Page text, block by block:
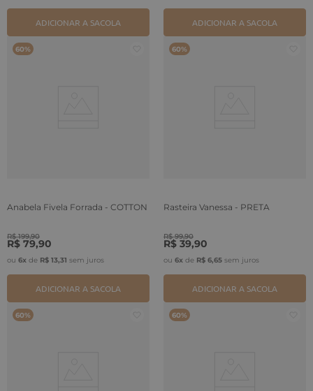
ADICIONAR A SACOLA ADICIONAR A SACOLA
60%
Anabela Fivela Forrada - COTTON
R$ 199,90
R$ 79,90
ou 6x de R$ 13,31 sem juros
ADICIONAR A SACOLA
60%
Rasteira Vanessa - PRETA
R$ 99,90
R$ 39,90
ou 6x de R$ 6,65 sem juros
ADICIONAR A SACOLA
60% 60%